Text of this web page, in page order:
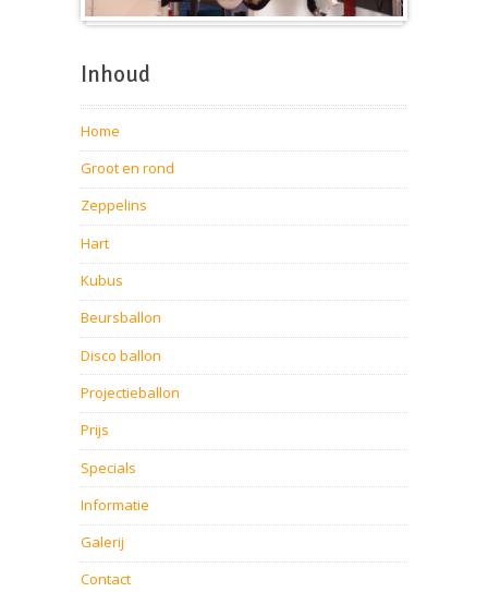
Inhoud
Home
Groot en rond
Zeppelins
Hart
Kubus
Beursballon
Disco ballon
Projectieballon
Prijs
Specials
Informatie
Galerij
Contact